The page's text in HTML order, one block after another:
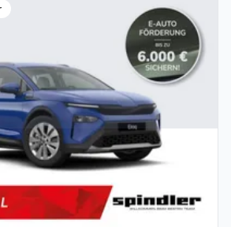
Elroq 85 *frei
•286 PS (210 kW)